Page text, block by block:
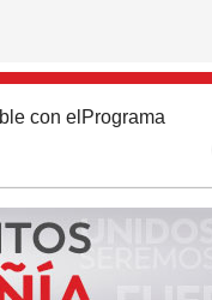
con el Programa